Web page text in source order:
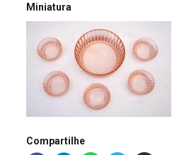
Miniatura
Compartilhe